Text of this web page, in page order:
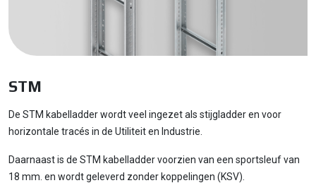
STM
De STM kabelladder wordt veel ingezet als stijgladder en voor
horizontale tracés in de Utiliteit en Industrie.
Daarnaast is de STM kabelladder voorzien van een sportsleuf van
18 mm. en wordt geleverd zonder koppelingen (KSV).